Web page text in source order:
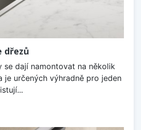
dřezů
se dají namontovat na několik
je určených výhradně pro jeden